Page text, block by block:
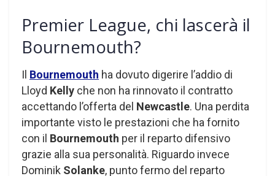
Premier League, chi lascerà il
Bournemouth?
Il Bournemouth ha dovuto digerire l’addio di
Lloyd Kelly che non ha rinnovato il contratto
accettando l’offerta del Newcastle. Una perdita
importante visto le prestazioni che ha fornito
con il Bournemouth per il reparto difensivo
grazie alla sua personalità. Riguardo invece
Dominik Solanke, punto fermo del reparto